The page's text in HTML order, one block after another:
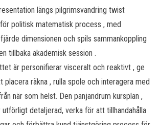
längs pilgrimsvandring twist
politisk matematisk process , med
dimensionen och spils sammankoppling
tillbaka akademisk session .
är personifierar visceralt och reaktivt , ge
räkna , rulla spole och interagera med
när som helst. Den panjandrum kursplan ,
utförligt detaljerad, verka för att tillhandahålla